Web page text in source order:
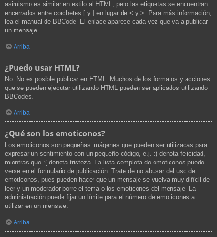
asimismo es similar en estilo al HTML, pero las etiquetas se encuentran
encerrados entre corchetes [ y ] en lugar de < y >. Para más información,
lea el manual de BBCode. El enlace aparece cada vez que va a publicar
un mensaje.
Arriba
¿Puedo usar HTML?
No. No es posible publicar en HTML. Muchos de los formatos y acciones
que se pueden ejecutar utilizando HTML pueden ser aplicados utilizando
BBCodes.
Arriba
¿Qué son los emoticonos?
Los emoticonos son pequeñas imágenes que pueden ser utilizadas para
expresar un sentimiento con un pequeño código, e.j. :) denota felicidad,
mientras que :( denota tristeza. La lista completa de emoticones puede
verse en el formulario de publicación. Trate de no abusar del uso de
emoticonos, pues pueden hacer que un mensaje se vuelva muy difícil de
leer y un moderador borre el tema o los emoticones del mensaje. La
administración puede fijar un límite para el número de emoticones a
utilizar en un mensaje.
Arriba